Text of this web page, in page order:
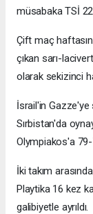
müsabaka TSİ
Çift maç
çıkan sarı-
olarak sekizinci
İsrail'in Gazze'ye
Sırbistan'da
Olympiakos'a
İki takım
Playtika 16 kez
galibiyetle ayrıldı.